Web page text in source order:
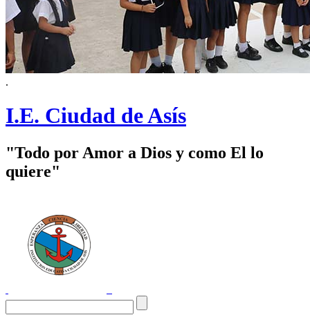
.
I.E. Ciudad de Asís
"Todo por Amor a Dios y como El lo
quiere"